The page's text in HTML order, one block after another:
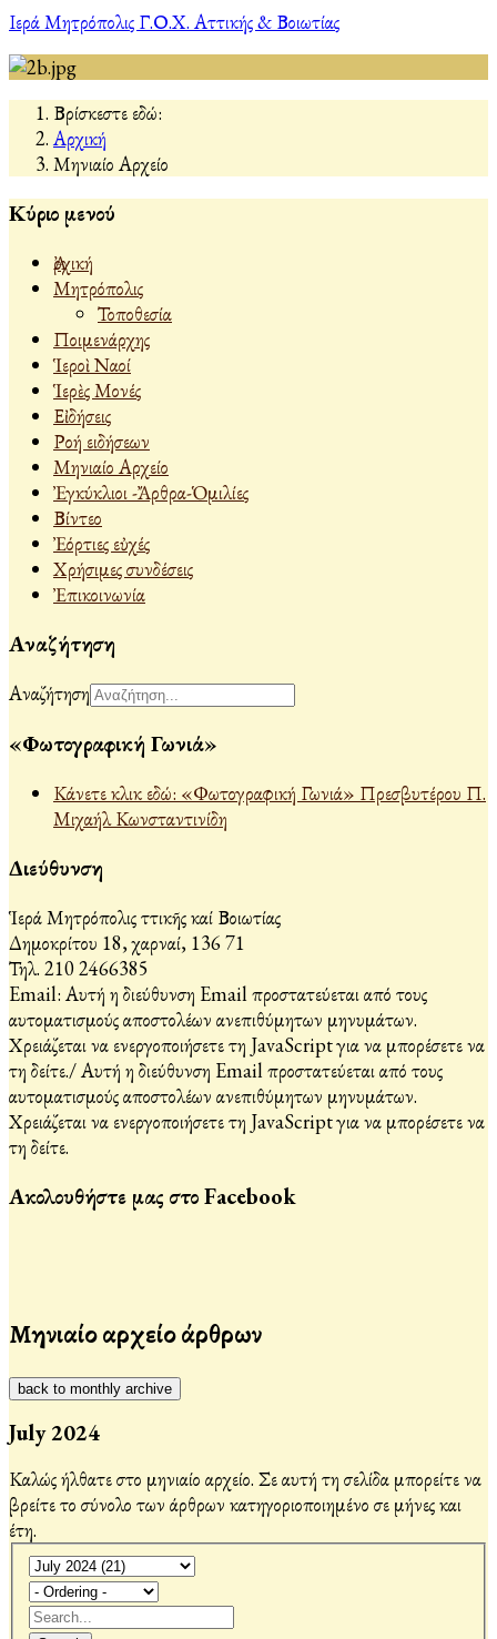
Ιερά Μητρόπολις Γ.Ο.Χ. Αττικής & Βοιωτίας
Βρίσκεστε εδώ:
Αρχική
Μηνιαίο Αρχείο
Κύριο μενού
Ἀρχική
Μητρόπολις
Τοποθεσία
Ποιμενάρχης
Ἱεροὶ Ναοί
Ἱερὲς Μονές
Εἰδήσεις
Ροή ειδήσεων
Μηνιαίο Αρχείο
Ἐγκύκλιοι -Ἄρθρα-Ὁμιλίες
Βίντεο
Ἐόρτιες εὐχές
Χρήσιμες συνδέσεις
Ἐπικοινωνία
Αναζήτηση
Αναζήτηση
«Φωτογραφική Γωνιά»
Κάνετε κλικ εδώ: «Φωτογραφική Γωνιά» Πρεσβυτέρου Π.
Μιχαήλ Κωνσταντινίδη
Διεύθυνση
Ἱερά Μητρόπολις Ἀττικῆς καί Βοιωτίας
Δημοκρίτου 18, Ἀχαρναί, 136 71
Τηλ. 210 2466385
Email: Αυτή η διεύθυνση Email προστατεύεται από τους
αυτοματισμούς αποστολέων ανεπιθύμητων μηνυμάτων.
Χρειάζεται να ενεργοποιήσετε τη JavaScript για να μπορέσετε να
τη δείτε./Αυτή η διεύθυνση Email προστατεύεται από τους
αυτοματισμούς αποστολέων ανεπιθύμητων μηνυμάτων.
Χρειάζεται να ενεργοποιήσετε τη JavaScript για να μπορέσετε να
τη δείτε.
Ακολουθήστε μας στο Facebook
Μηνιαίο αρχείο άρθρων
back to monthly archive
July 2024
Καλώς ήλθατε στο μηνιαίο αρχείο. Σε αυτή τη σελίδα μπορείτε να
βρείτε το σύνολο των άρθρων κατηγοριοποιημένο σε μήνες και
έτη.